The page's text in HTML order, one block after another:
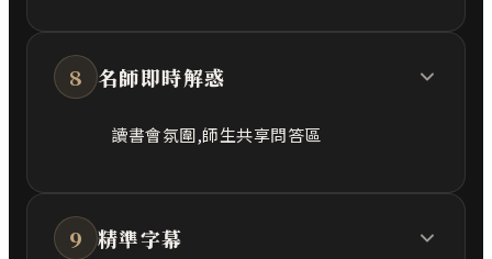
8 名師即時解惑
讀書會氛圍,師生共享問答區
9 精準字幕